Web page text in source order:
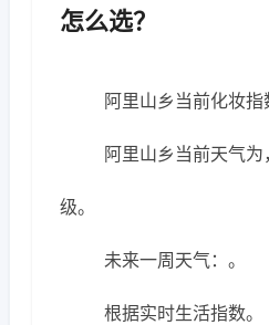
怎么选？
阿里山乡当前化妆指
阿里山乡当前天气
级。
未来一周天气：。
根据实时生活指数。